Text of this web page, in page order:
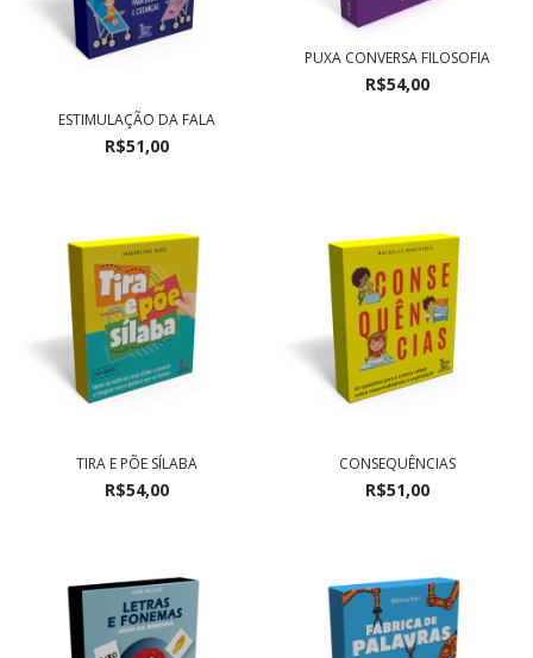
ESTIMULAÇÃO DA FALA
R$51,00
PUXA CONVERSA FILOSOFIA
R$54,00
TIRA E PÕE SÍLABA
R$54,00
CONSEQUÊNCIAS
R$51,00